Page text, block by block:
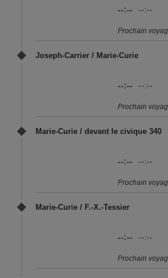
--:-- --:--
Prochain
Joseph-Carrier / Marie-Curie
--:-- --:--
Prochain
Marie-Curie / devant le civique 340
--:-- --:--
Prochain
Marie-Curie / F.-X.-Tessier
--:-- --:--
Prochain